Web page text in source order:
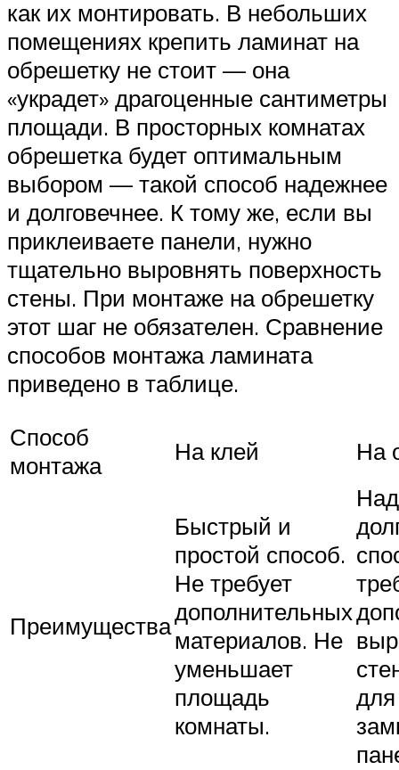
как их монтировать. В небольших
помещениях крепить ламинат на
обрешетку не стоит — она
«украдет» драгоценные сантиметры
площади. В просторных комнатах
обрешетка будет оптимальным
выбором — такой способ надежнее
и долговечнее. К тому же, если вы
приклеиваете панели, нужно
тщательно выровнять поверхность
стены. При монтаже на обрешетку
этот шаг не обязателен. Сравнение
способов монтажа ламината
приведено в таблице.
Способ
монтажа
На клей На
Преимущества
Быстрый и
простой способ.
Не требует
дополнительных
материалов. Не
уменьшает
площадь
комнаты.